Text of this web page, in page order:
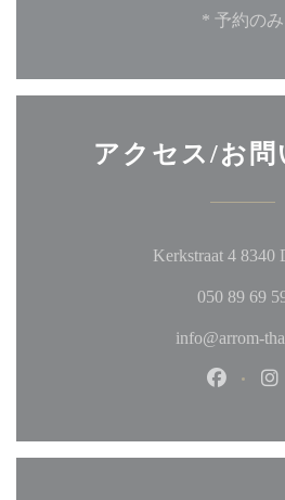
* 予約のみ
アクセス/お問
Kerkstraat 4 8340
050 89 69
info@arrom-